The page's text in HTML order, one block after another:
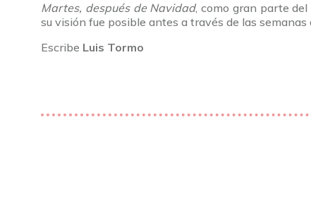
Martes, después de Navidad, como gran parte
su visión fue posible antes a través de las
Escribe Luis Tormo